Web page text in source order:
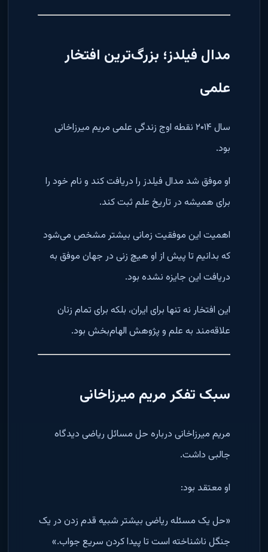
مدال فیلدز؛ بزرگ‌ترین افتخار
علمی
سال ۲۰۱۴ نقطه اوج زندگی علمی مریم میرزاخانی
بود.
او موفق شد مدال فیلدز را دریافت کند و نام خود را
برای همیشه در تاریخ علم ثبت کند.
اهمیت این موفقیت زمانی بیشتر مشخص می‌شود
که بدانیم تا پیش از او هیچ زنی در جهان موفق به
دریافت این جایزه نشده بود.
این افتخار نه تنها برای ایران، بلکه برای تمام زنان
علاقه‌مند به علم و پژوهش الهام‌بخش بود.
سبک تفکر مریم میرزاخانی
مریم میرزاخانی درباره حل مسائل ریاضی دیدگاه
جالبی داشت.
او معتقد بود:
«حل یک مسئله ریاضی بیشتر شبیه قدم زدن در یک
جنگل ناشناخته است تا پیدا کردن سریع جواب.»